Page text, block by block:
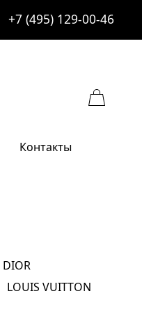
+7 (495) 129-00-46
Контакты
DIOR
LOUIS VUITTON